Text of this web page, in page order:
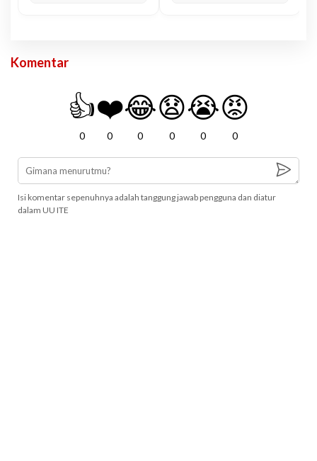
Komentar
👍
0
❤️
0
😂
0
😧
0
😭
0
😡
0
Isi komentar sepenuhnya adalah tanggung jawab pengguna dan diatur
dalam UU ITE